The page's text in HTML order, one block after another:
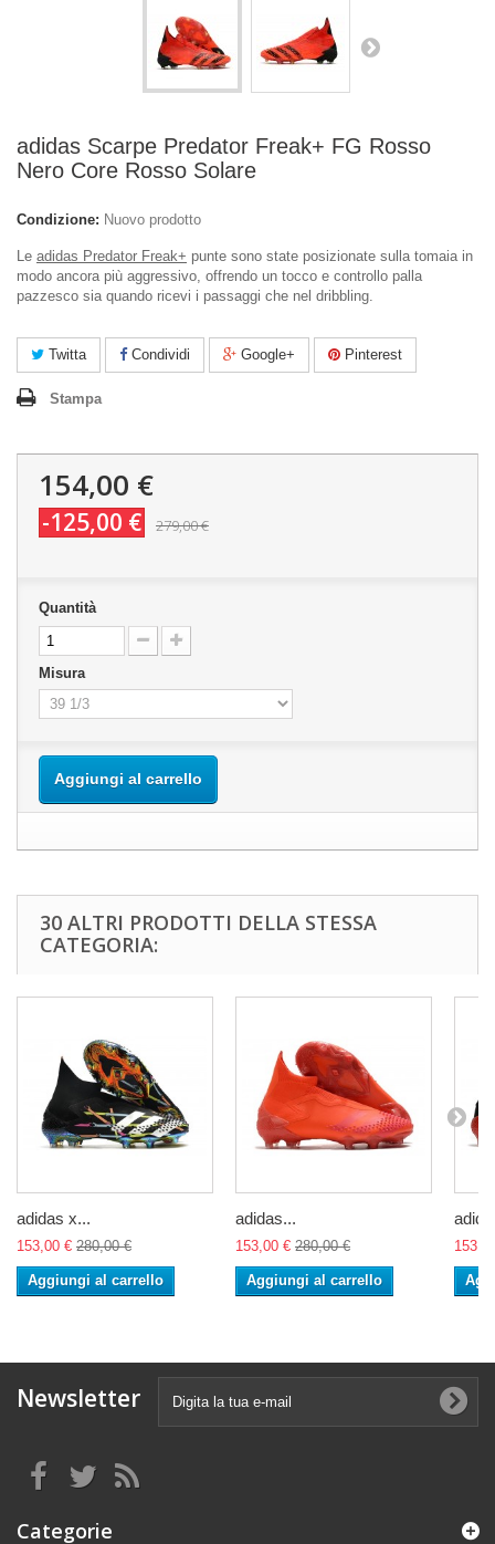
adidas Scarpe Predator Freak+ FG Rosso
Nero Core Rosso Solare
Condizione: Nuovo prodotto
Le adidas Predator Freak+ punte sono state posizionate sulla tomaia in
modo ancora più aggressivo, offrendo un tocco e controllo palla
pazzesco sia quando ricevi i passaggi che nel dribbling.
Twitta Condividi Google+ Pinterest
Stampa
154,00 €
-125,00 € 279,00 €
Quantità
Misura
Aggiungi al carrello
30 ALTRI PRODOTTI DELLA STESSA
CATEGORIA:
adidas x...
153,00 € 280,00 €
Aggiungi al carrello
adidas...
153,00 € 280,00 €
Aggiungi al carrello
Newsletter
Categorie